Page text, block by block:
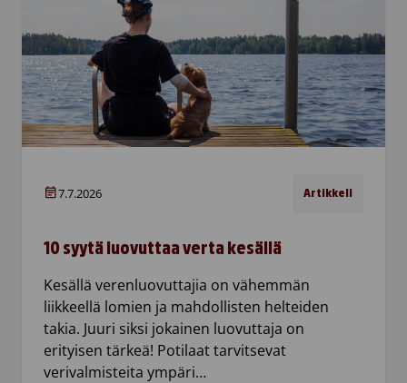
7.7.2026 Artikkeli
10 syytä luovuttaa verta kesällä
Kesällä verenluovuttajia on vähemmän
liikkeellä lomien ja mahdollisten helteiden
takia. Juuri siksi jokainen luovuttaja on
erityisen tärkeä! Potilaat tarvitsevat
verivalmisteita ympäri…